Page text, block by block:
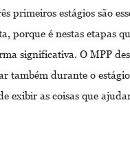
primeiros estágios são
porque é nestas etapas
significativa. O MPP
também durante o
exibir as coisas que